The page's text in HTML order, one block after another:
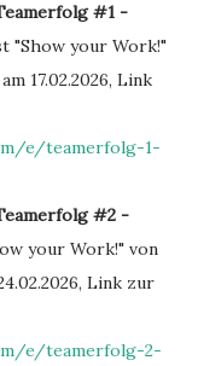
#1 -
"Show your Work!"
17.02.2026, Link
e/teamerfolg-1-
#2 -
your Work!" von
Link zur
e/teamerfolg-2-